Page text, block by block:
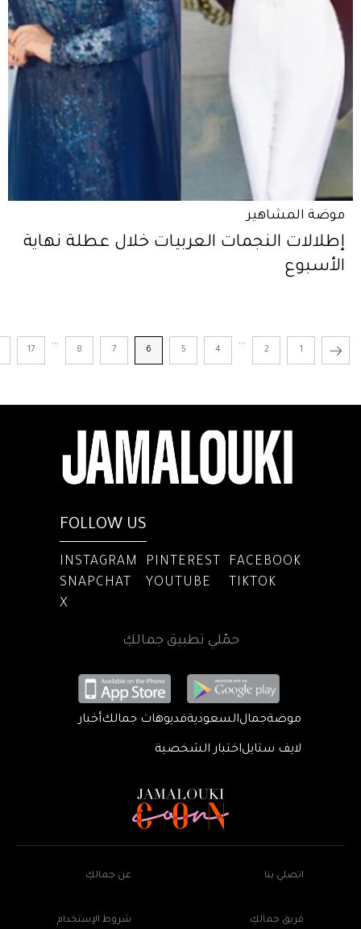
موضة المشاهير
إطلالات النجمات العربيات خلال عطلة نهاية
الأسبوع
1
2
...
4
5
6
7
8
...
17
FOLLOW US
INSTAGRAM PINTEREST
FACEBOOK
SNAPCHAT
YOUTUBE
TIKTOK
X
حمّلي تطبيق جمالكِ
موضةجمالالسعوديةفديوهات جمالكأخبار
لايف ستايلاختبار الشخصية
اتصلي بنا عن جمالكِ
فريق جمالكِ شروط الإستخدام